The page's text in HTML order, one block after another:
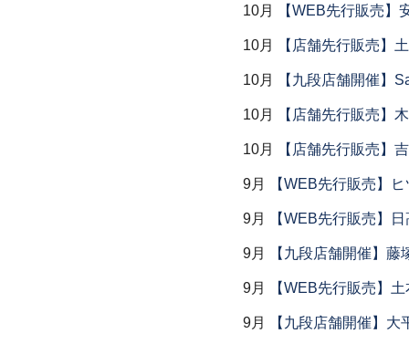
10月 【WEB先行販売】
10月 【店舗先行販売】
10月 【九段店舗開催】
10月 【店舗先行販売】
10月 【店舗先行販売】
9月 【WEB先行販売】
9月 【WEB先行販売】
9月 【九段店舗開催】藤
9月 【WEB先行販売】
9月 【九段店舗開催】大